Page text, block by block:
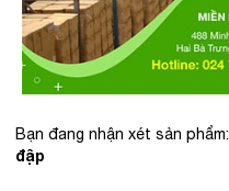
Bạn đang nhận xét sản phẩm:
đập